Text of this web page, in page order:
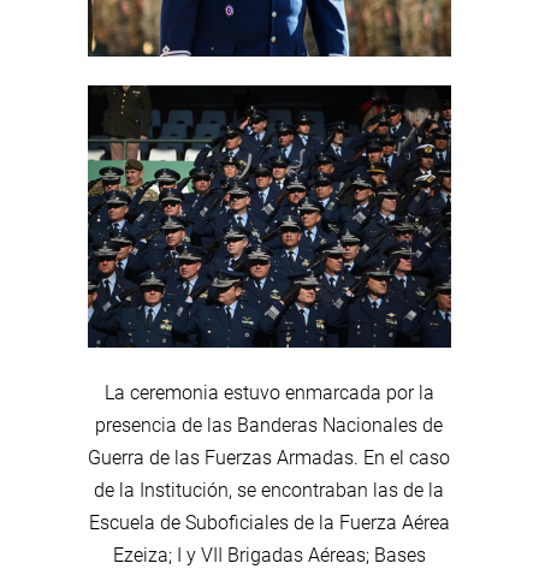
La ceremonia estuvo enmarcada por la
presencia de las Banderas Nacionales de
Guerra de las Fuerzas Armadas. En el caso
de la Institución, se encontraban las de la
Escuela de Suboficiales de la Fuerza Aérea
Ezeiza; I y VII Brigadas Aéreas; Bases